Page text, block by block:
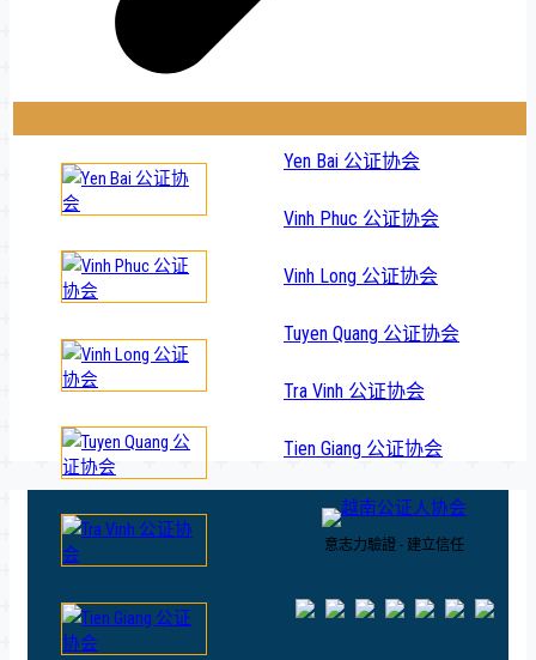
Yen Bai 公证协会
Vinh Phuc 公证协会
Vinh Long 公证协会
Tuyen Quang 公证协会
Tra Vinh 公证协会
Tien Giang 公证协会
意志力驗證 - 建立信任